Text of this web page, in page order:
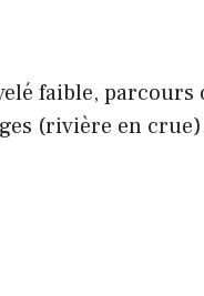
faible,
(rivière en